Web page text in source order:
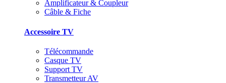
Amplificateur & Coupleur
Câble & Fiche
Accessoire TV
Télécommande
Casque TV
Support TV
Transmetteur AV